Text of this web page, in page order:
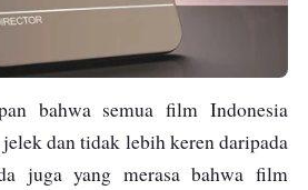
bahwa semua film Indonesia
dan tidak lebih keren daripada
juga yang merasa bahwa film